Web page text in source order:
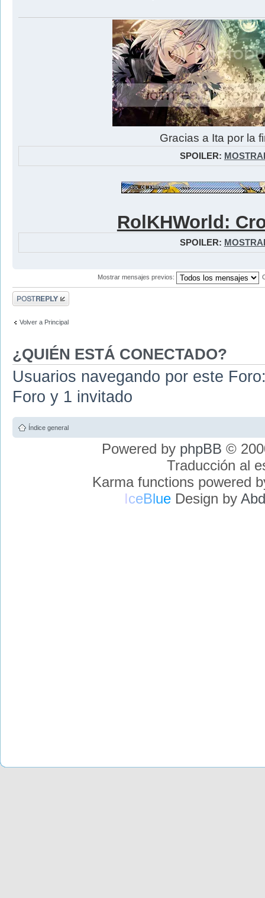
Gracias a Ita por la
SPOILER:
RolKHWorld:
SPOILER:
Mostrar mensajes previos:
Publicar una
respuesta
Volver a Principal
¿QUIÉN ESTÁ CONECTADO?
Usuarios navegando por este
Foro y 1 invitado
Índice general
Powered by phpBB ©
Traducción al
Karma functions powered
IceBlueDesign by